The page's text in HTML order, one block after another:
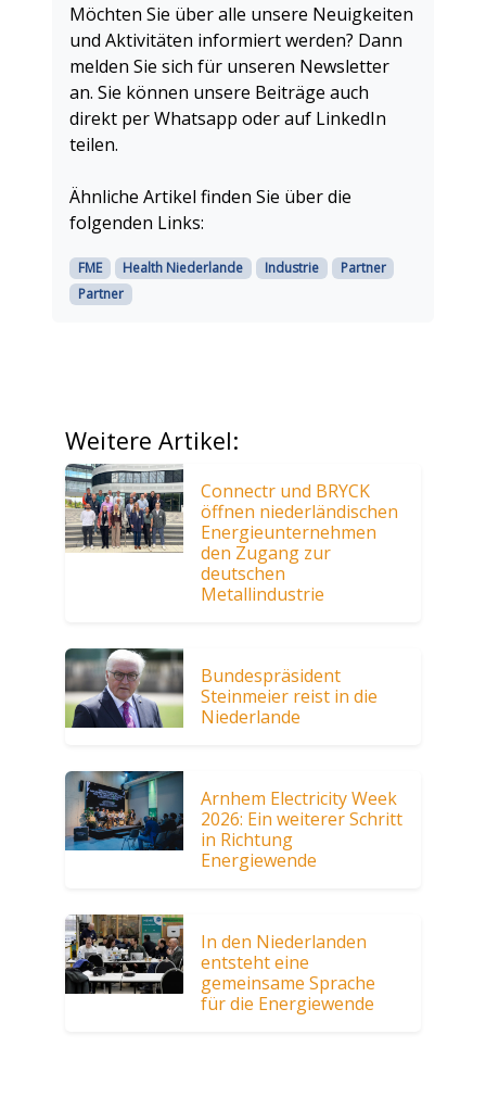
Möchten Sie über alle unsere Neuigkeiten
und Aktivitäten informiert werden? Dann
melden Sie sich für unseren Newsletter
an. Sie können unsere Beiträge auch
direkt per Whatsapp oder auf LinkedIn
teilen.
Ähnliche Artikel finden Sie über die
folgenden Links:
FME Health Niederlande Industrie
Partner
Partner
Weitere Artikel:
Connectr und BRYCK
öffnen niederländischen
Energieunternehmen
den Zugang zur
deutschen
Metallindustrie
Bundespräsident
Steinmeier reist in die
Niederlande
Arnhem Electricity Week
2026: Ein weiterer Schritt
in Richtung
Energiewende
In den Niederlanden
entsteht eine
gemeinsame Sprache
für die Energiewende